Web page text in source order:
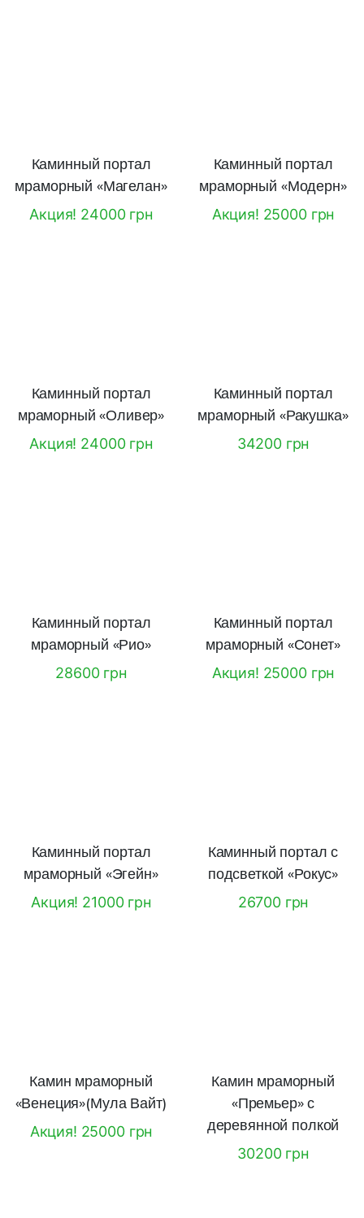
Каминный портал
мраморный «Магелан»
Акция! 24000 грн
Каминный портал
мраморный «Модерн»
Акция! 25000 грн
Каминный портал
мраморный «Оливер»
Акция! 24000 грн
Каминный портал
мраморный «Ракушка»
34200 грн
Каминный портал
мраморный «Рио»
28600 грн
Каминный портал
мраморный «Сонет»
Акция! 25000 грн
Каминный портал
мраморный «Эгейн»
Акция! 21000 грн
Каминный портал с
подсветкой «Рокус»
26700 грн
Камин мраморный
«Венеция»(Мула Вайт)
Акция! 25000 грн
Камин мраморный
«Премьер» с
деревянной полкой
30200 грн